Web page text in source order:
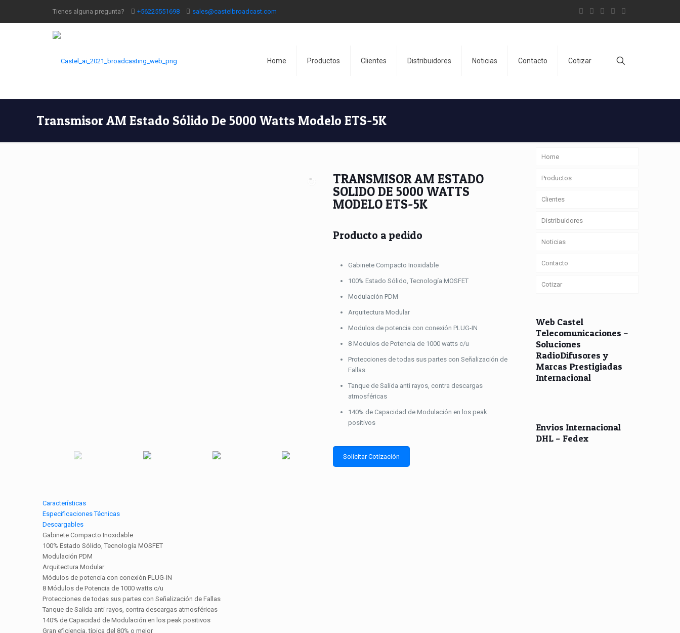
Tienes alguna pregunta? +56225551698 sales@castelbroadcast.com
Home Productos Clientes Distribuidores Noticias Contacto Cotizar
Transmisor AM Estado Sólido De 5000 Watts Modelo ETS-5K
TRANSMISOR AM ESTADO
SOLIDO DE 5000 WATTS
MODELO ETS-5K
Producto a pedido
Gabinete Compacto Inoxidable
100% Estado Sólido, Tecnología MOSFET
Modulación PDM
Arquitectura Modular
Modulos de potencia con conexión PLUG-IN
8 Modulos de Potencia de 1000 watts c/u
Protecciones de todas sus partes con Señalización de
Fallas
Tanque de Salida anti rayos, contra descargas
atmosféricas
140% de Capacidad de Modulación en los peak
positivos
Solicitar Cotización
Características
Especificaciones Técnicas
Descargables
Gabinete Compacto Inoxidable
100% Estado Sólido, Tecnología MOSFET
Modulación PDM
Arquitectura Modular
Módulos de potencia con conexión PLUG-IN
8 Módulos de Potencia de 1000 watts c/u
Protecciones de todas sus partes con Señalización de Fallas
Tanque de Salida anti rayos, contra descargas atmosféricas
140% de Capacidad de Modulación en los peak positivos
Gran eficiencia, típica del 80% o mejor
Home
Productos
Clientes
Distribuidores
Noticias
Contacto
Cotizar
Web Castel
Telecomunicaciones –
Soluciones
RadioDifusores y
Marcas Prestigiadas
Internacional
Envios Internacional
DHL – Fedex